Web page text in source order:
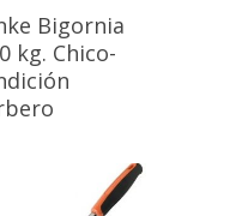
MásBigornia
kg. Chico-
Herramientas
Tornillos y Bulones
Búsqueda
de
productos